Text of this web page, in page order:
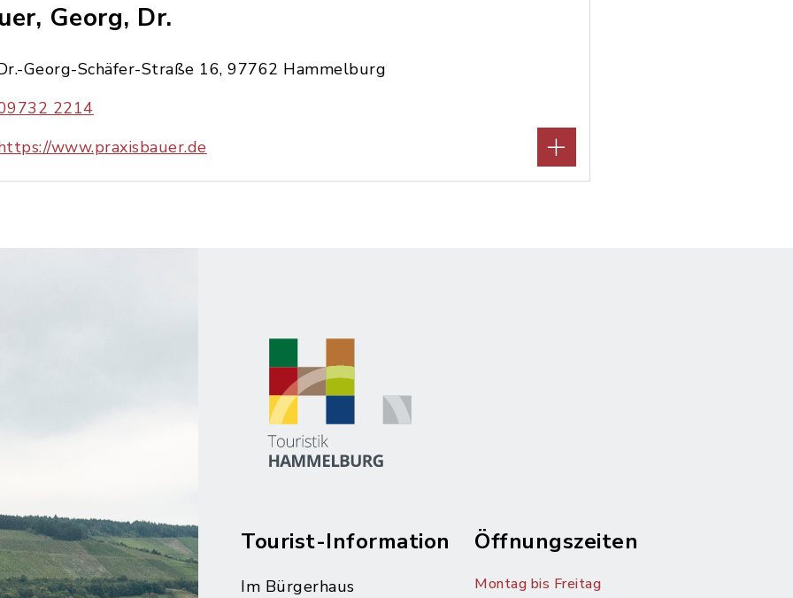
Georg, Dr.
Georg-Schäfer-Straße 16, 97762 Hammelburg
2214
www.praxisbauer.de
Tourist-Information
Im Bürgerhaus
Öffnungszeiten
Montag bis Freitag